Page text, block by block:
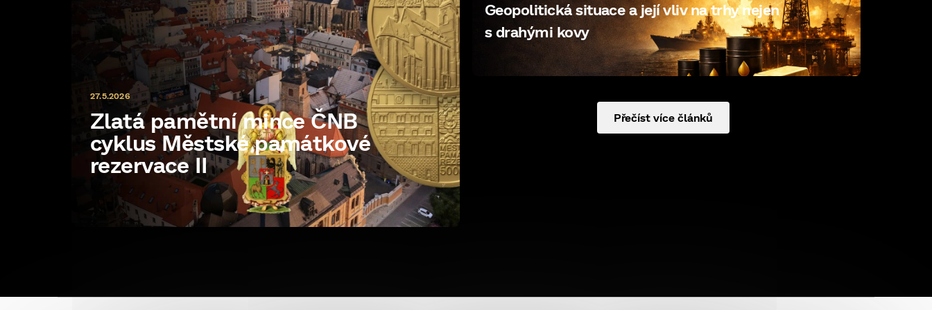
Zlatá pamětní mince ČNB
cyklus Městské památkové
rezervace II
27.5.2026
Geopolitická situace a její vliv na trhy nejen
s drahými kovy
Přečíst více článků